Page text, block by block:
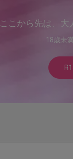
ここから先は、大
18歳未